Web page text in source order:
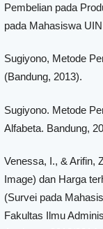
Pembelian pada
pada Mahasiswa
Sugiyono, Metode
(Bandung, 2013).
Sugiyono. Metode
Alfabeta. Bandung,
Venessa, I., & Arifin,
Image) dan Harga
(Survei pada
Fakultas Ilmu